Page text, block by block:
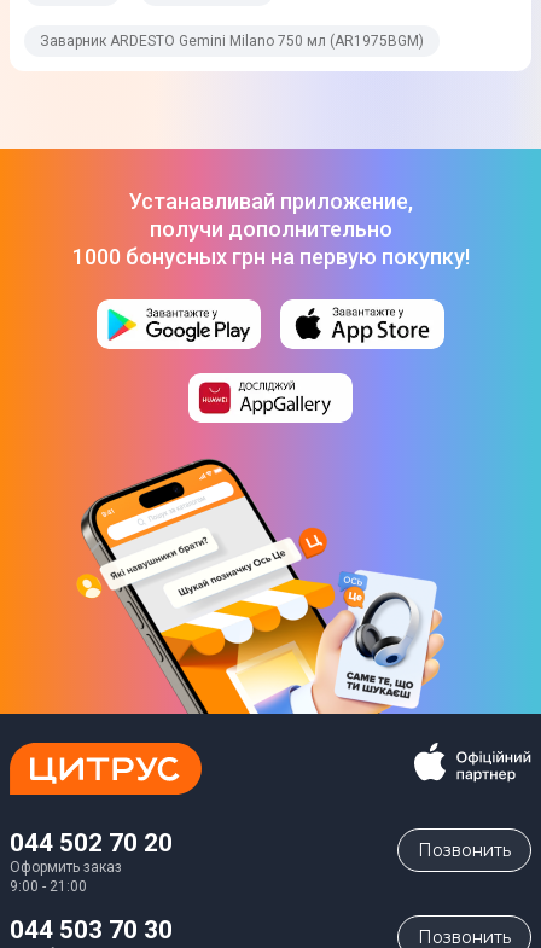
Дополнительные характеристики
350 г (в упаковке)
Комплектация
Юридическая информация
Товар может отличаться от представленного на фото,
характеристики и комплектация могут быть изменены
Заварник ARDESTO Gemini Milano 750 мл (AR1975BGM)
Устанавливай приложение,
получи дополнительно
1000 бонусных грн на первую покупку!
044 502 70 20
Оформить заказ
9:00 - 21:00
Позвонить
044 503 70 30 Позвонить